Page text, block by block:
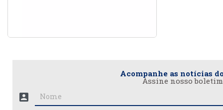
Acompanhe as notícias
Assine nosso boletim
account_box